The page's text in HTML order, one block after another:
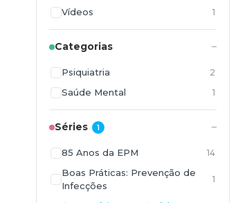
Vídeos 1
Categorias
Psiquiatria 2
Saúde Mental 1
Séries 1
85 Anos da EPM 14
Boas Práticas: Prevenção de
Infecções
1